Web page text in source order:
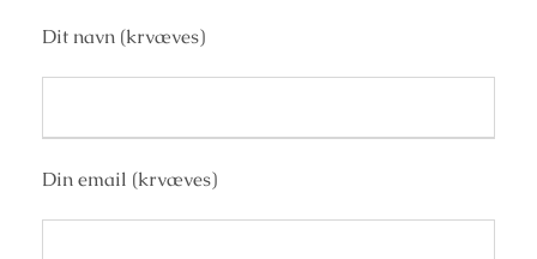
Dit navn (krvæves)
Din email (krvæves)